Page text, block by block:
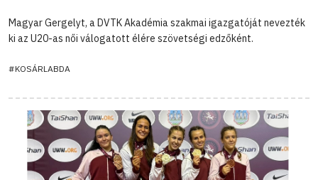
Magyar Gergelyt, a DVTK Akadémia szakmai igazgatóját nevezték
ki az U20-as női válogatott élére szövetségi edzőként.
#KOSÁRLABDA